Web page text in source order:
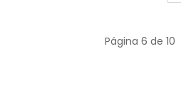
Página 6 de 10